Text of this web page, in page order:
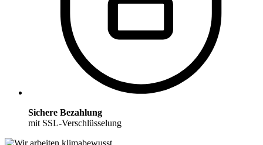
Sichere Bezahlung
mit SSL-Verschlüsselung